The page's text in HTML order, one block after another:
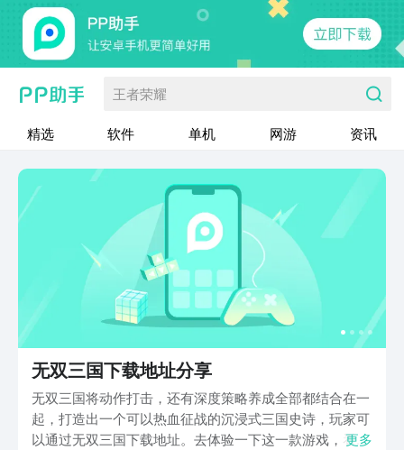
王者荣耀
精选 软件 单机 网游 资讯
无双三国下载地址分享
无双三国将动作打击，还有深度策略养成全部都结合在一
起，打造出一个可以热血征战的沉浸式三国史诗，玩家可
以通过无双三国下载地址。去体验一下这一款游戏，看一
更多